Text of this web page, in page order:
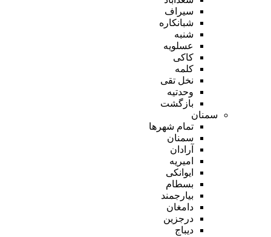
سیراف
شبانکاره
شنبه
عسلویه
کاکی
کلمه
نخل تقی
وحدتیه
بازگشت
سمنان
تمام شهر‌ها
سمنان
آرادان
امیریه
ایوانکی
بسطام
بیارجمند
دامغان
درجزین
دیباج